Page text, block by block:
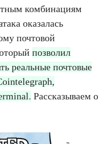
комбинациям
оказалась
почтовой
позволил
реальные почтовые
Рассказываем о